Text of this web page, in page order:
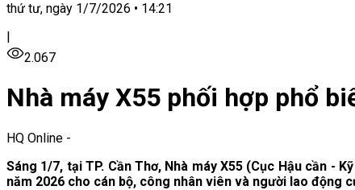
thứ tư, ngày 1/7/2026 • 14:21
|
2.067
Nhà máy X55 phối hợp phổ
HQ Online -
Sáng 1/7, tại TP. Cần Thơ, Nhà máy X55 (Cục Hậu cần -
năm 2026 cho cán bộ, công nhân viên và người lao động